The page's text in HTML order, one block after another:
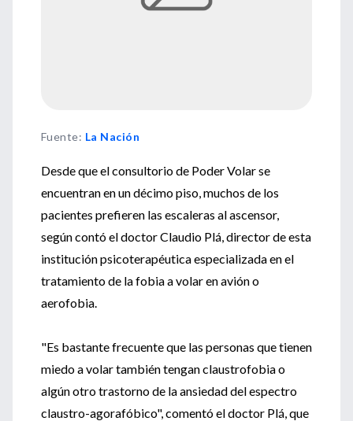
Fuente: La Nación
Desde que el consultorio de Poder Volar se
encuentran en un décimo piso, muchos de los
pacientes prefieren las escaleras al ascensor,
según contó el doctor Claudio Plá, director de esta
institución psicoterapéutica especializada en el
tratamiento de la fobia a volar en avión o
aerofobia.
"Es bastante frecuente que las personas que tienen
miedo a volar también tengan claustrofobia o
algún otro trastorno de la ansiedad del espectro
claustro-agorafóbico", comentó el doctor Plá, que